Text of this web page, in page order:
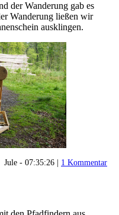
der Wanderung gab es
Wanderung ließen wir
ausklingen.
Jule - 07:35:26 | 1 Kommentar